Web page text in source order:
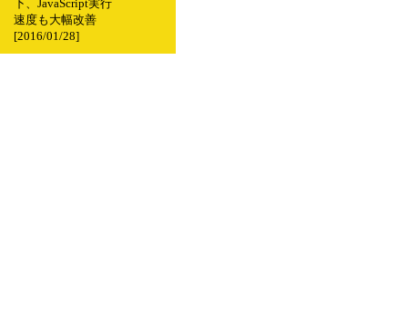
下、JavaScript実行
速度も大幅改善
[2016/01/28]